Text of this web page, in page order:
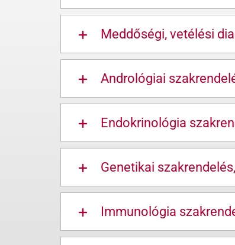
Meddőségi, vetélési
Andrológiai
Endokrinológia
Genetikai
Immunológia